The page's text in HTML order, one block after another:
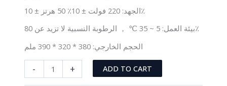
الجهد: 220 فولت ± 10٪ 50 هرتز ± 10٪
بيئة العمل: 5 ~ 35 ℃ ， الرطوبة النسبية لا تزيد عن 80٪
الحجم الخارجي: 380 * 320 * 390 ملم
-
قياس
+ ADD TO CART